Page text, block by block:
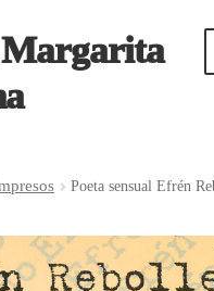
| Tienda en línea
Poeta sensual Efrén